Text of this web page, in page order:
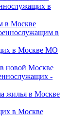
в
в Москве
в
в Москве МО
новой Москве
-
жилья в Москве
в Москве